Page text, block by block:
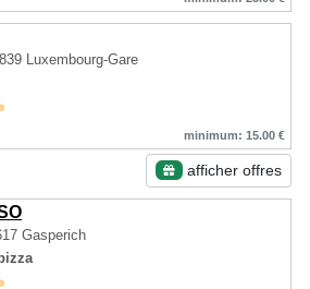
Luxembourg-Gare
minimum: 15.00 €
afficher offres
Gasperich